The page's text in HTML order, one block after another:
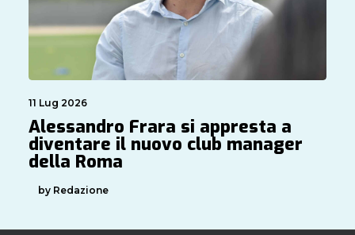
11 Lug 2026
Alessandro Frara si appresta a
diventare il nuovo club manager
della Roma
by Redazione